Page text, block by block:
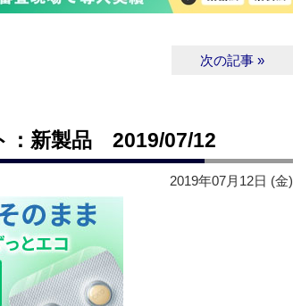
次の記事 »
：新製品 2019/07/12
2019年07月12日 (金)